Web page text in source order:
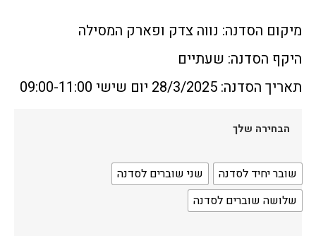
מיקום הסדנה: נווה צדק ופארק המסילה
היקף הסדנה: שעתיים
תאריך הסדנה: 28/3/2025 יום שישי 09:00-11:00
הבחירה שלך
שובר יחיד לסדנה
שני שוברים לסדנה
שלושה שוברים לסדנה